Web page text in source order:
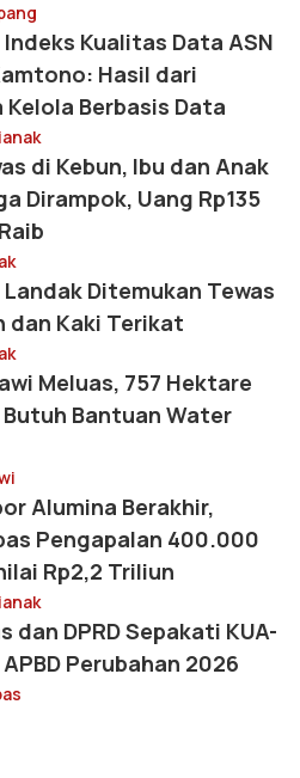
Kualitas Data ASN
Hasil dari
Berbasis Data
di Kebun, Ibu dan Anak
Dirampok, Uang Rp135
Ditemukan Tewas
dan Kaki Terikat
Meluas, 757 Hektare
Butuh Bantuan Water
Alumina Berakhir,
Pengapalan 400.000
Rp2,2 Triliun
dan DPRD Sepakati KUA-
Perubahan 2026